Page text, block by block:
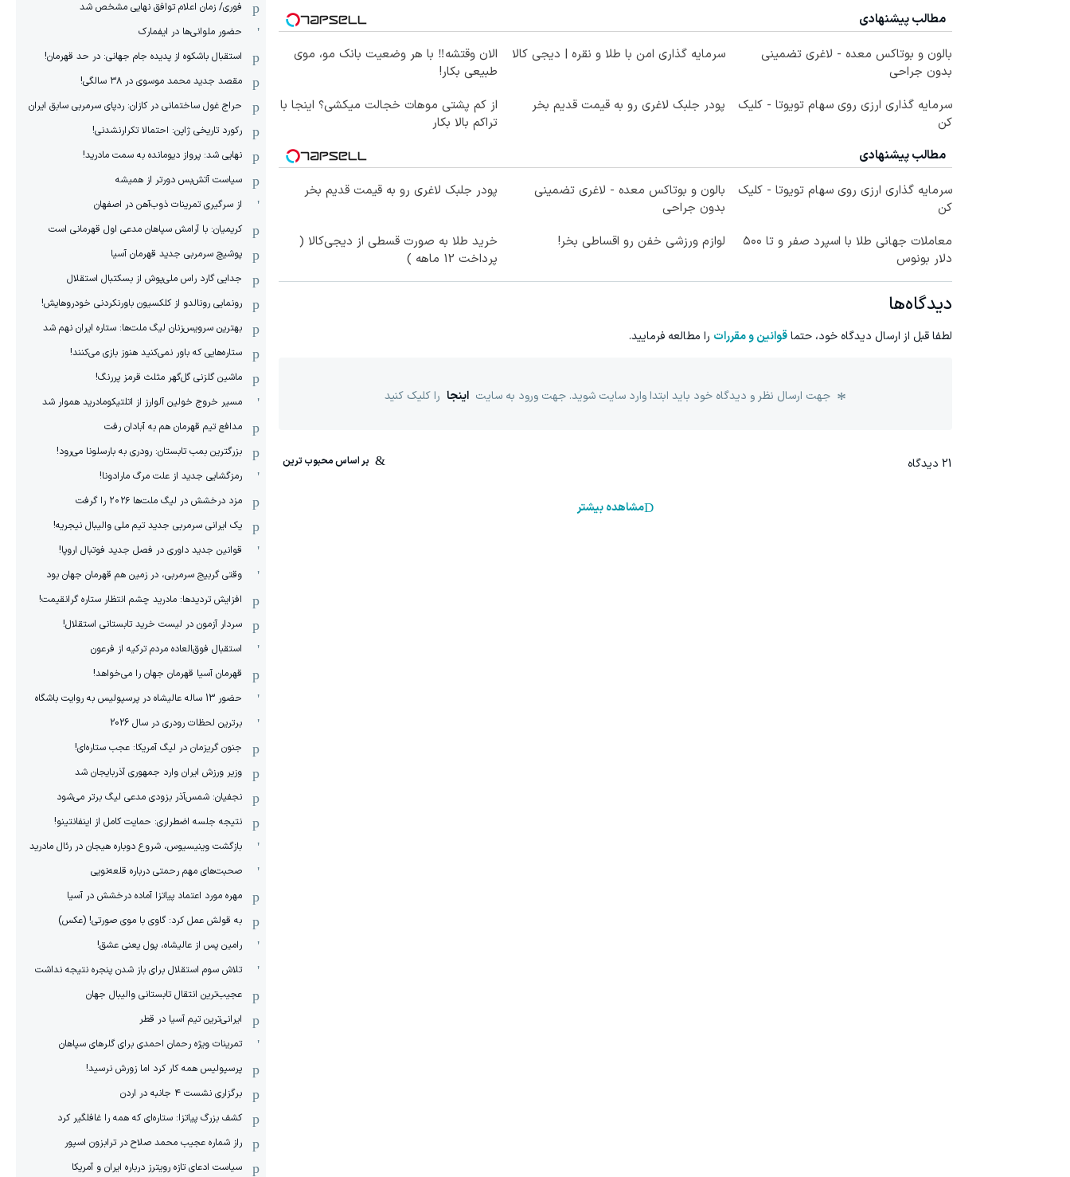
مطالب پیشنهادی
بالون و بوتاکس معده - لاغری تضمینی
بدون جراحی
سرمایه گذاری امن با طلا و نقره | دیجی کالا
الان وقتشه‼️ با هر وضعیت بانک مو، موی
طبیعی بکار!
سرمایه گذاری ارزی روی سهام تویوتا - کلیک
کن
پودر جلبک لاغری رو به قیمت قدیم بخر
از کم پشتی موهات خجالت میکشی؟ اینجا با
تراکم بالا بکار
مطالب پیشنهادی
سرمایه گذاری ارزی روی سهام تویوتا - کلیک
کن
بالون و بوتاکس معده - لاغری تضمینی
بدون جراحی
پودر جلبک لاغری رو به قیمت قدیم بخر
معاملات جهانی طلا با اسپرد صفر و تا ۵۰۰
دلار بونوس
لوازم ورزشی خفن رو اقساطی بخر!
خرید طلا به صورت قسطی از دیجی‌کالا (
پرداخت 12 ماهه )
دیدگاه‌ها
لطفا قبل از ارسال دیدگاه خود، حتماقوانین و مقررات را مطالعه فرمایید.
جهت ارسال نظر و دیدگاه خود باید ابتدا وارد سایت شوید. جهت ورود به سایت اینجا را کلیک کنید
21 دیدگاه
مشاهده بیشتر
فوری/ زمان اعلام توافق نهایی مشخص شد
حضور ملوانی‌ها در ایفمارک
استقبال باشکوه از پدیده جام جهانی: در حد قهرمان!
مقصد جدید محمد موسوی در ٣٨ سالگی!
حراج غول ساختمانی در کازان: ردپای سرمربی سابق ایران
رکورد تاریخی ژاپن: احتمالا تکرارنشدنی!
نهایی شد: پرواز دیومانده به سمت مادرید!
سیاست آتش‌بس دورتر از همیشه
از سرگیری تمرینات ذوب‌آهن در اصفهان
کریمیان: با آرامش سپاهان مدعی اول قهرمانی است
پوشیچ سرمربی جدید قهرمان آسیا
جدایی گارد راس ملی‌پوش از بسکتبال استقلال
رونمایی رونالدو از کلکسیون باورنکردنی خودروهایش!
بهترین سرویس‌زنان لیگ ملت‌ها: ستاره ایران نهم شد
ستاره‌هایی که باور نمی‌کنید هنوز بازی می‌کنند!
ماشین گلزنی گل‌گهر مثلث قرمز پررنگ!
مسیر خروج خولین آلوارز از اتلتیکومادرید هموار شد
مدافع تیم قهرمان هم به آبادان رفت
بزرگترین بمب تابستان: رودری به بارسلونا می‌رود!
رمزگشایی جدید از علت مرگ مارادونا!
مزد درخشش در لیگ ملت‌ها ٢٠٢۶ را گرفت
یک ایرانی سرمربی جدید تیم ملی والیبال نیجریه!
قوانین جدید داوری در فصل جدید فوتبال اروپا!
وقتی گربیج سرمربی، در زمین هم قهرمان جهان بود
افزایش تردیدها: مادرید چشم انتظار ستاره گرانقیمت!
سردار آزمون در لیست خرید تابستانی استقلال!
استقبال فوق‌‌العاده مردم ترکیه از فرعون
قهرمان آسیا قهرمان جهان را می‌خواهد!
حضور 13 ساله عالیشاه در پرسپولیس به روایت باشگاه
برترین لحظات رودری در سال 2026
جنون گریزمان در لیگ آمریکا: عجب ستاره‌ای!
وزیر ورزش ایران وارد جمهوری آذربایجان شد
نجفیان: شمس‌آذر بزودی مدعی لیگ برتر می‌شود
نتیجه جلسه اضطراری: حمایت کامل از اینفانتینو!
بازگشت وینیسیوس، شروع دوباره هیجان در رئال مادرید
صحبت‌های مهم رحمتی درباره قلعه‌نویی
مهره مورد اعتماد پیاتزا آماده درخشش در آسیا
به قولش عمل کرد: گاوی با موی صورتی! (عکس)
رامین پس از عالیشاه، پول یعنی عشق!
تلاش سوم استقلال برای باز شدن پنجره نتیجه نداشت
عجیب‌ترین انتقال تابستانی والیبال جهان
ایرانی‌ترین تیم آسیا در قطر
تمرینات ویژه رحمان احمدی برای گلرهای سپاهان
پرسپولیس همه کار کرد اما زورش نرسید!
برگزاری نشست ۴ جانبه در اردن
کشف بزرگ پیاتزا: ستاره‌ای که همه را غافلگیر کرد
راز شماره عجیب محمد صلاح در ترابزون اسپور
سیاست ادعای تازه رویترز درباره ایران و آمریکا